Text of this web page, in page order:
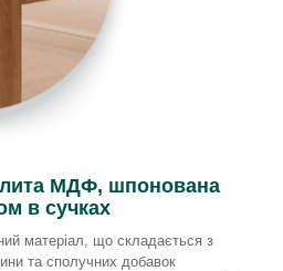
МДФ, шпонована
в сучках
матеріал, що складається з
та сполучних добавок